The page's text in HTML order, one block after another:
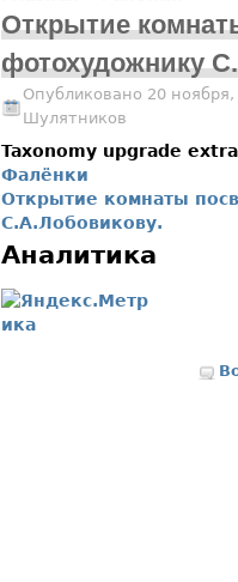
Вы здесь
Открытие
фотохудожнику
Опубликовано 20
Шулятников
Taxonomy upgrade
Фалёнки
Открытие комнаты
С.А.Лобовикову.
Аналитика